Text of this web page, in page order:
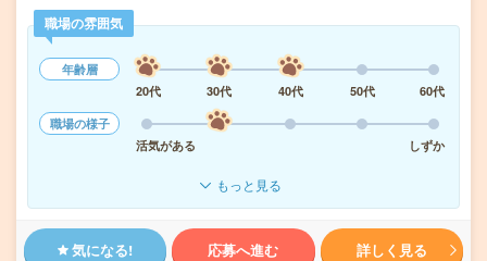
職場の雰囲気
年齢層
20代
30代 40代 50代
60代
職場の様子
活気がある
しずか
もっと見る
気になる! 応募へ進む 詳しく見る